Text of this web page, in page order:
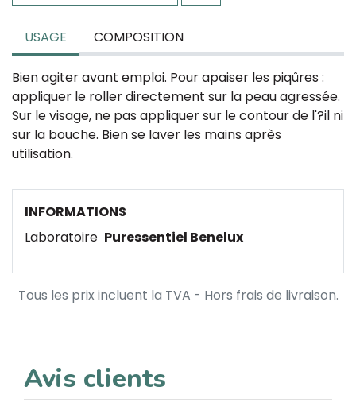
USAGE COMPOSITION
Bien agiter avant emploi. Pour apaiser les piqûres :
appliquer le roller directement sur la peau agressée.
Sur le visage, ne pas appliquer sur le contour de l'?il ni
sur la bouche. Bien se laver les mains après
utilisation.
INFORMATIONS
Laboratoire Puressentiel Benelux
Tous les prix incluent la TVA - Hors frais de livraison.
Avis clients